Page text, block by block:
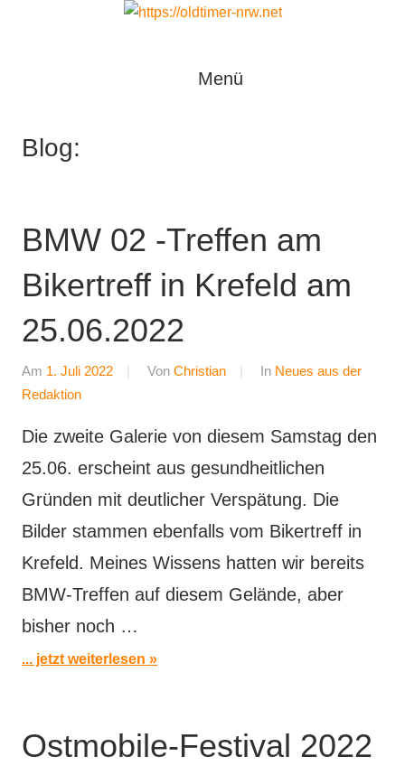
https://oldtimer-
Motorsport
Menü
Blog:
BMW 02 -Treffen am
Bikertreff in Krefeld am
25.06.2022
Am 1. Juli 2022 Von Christian In Neues aus der
Redaktion
Die zweite Galerie von diesem Samstag den
25.06. erscheint aus gesundheitlichen
Gründen mit deutlicher Verspätung. Die
Bilder stammen ebenfalls vom Bikertreff in
Krefeld. Meines Wissens hatten wir bereits
BMW-Treffen auf diesem Gelände, aber
bisher noch …
... jetzt weiterlesen
Ostmobile-Festival 2022